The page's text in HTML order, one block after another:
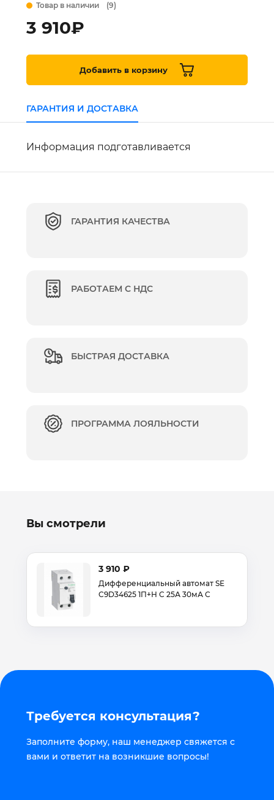
Товар в наличии (9)
3 910₽
Добавить в корзину
ГАРАНТИЯ И ДОСТАВКА
Информация подготавливается
ГАРАНТИЯ КАЧЕСТВА
РАБОТАЕМ С НДС
БЫСТРАЯ ДОСТАВКА
ПРОГРАММА ЛОЯЛЬНОСТИ
Вы смотрели
3 910 ₽
Дифференциальный автомат SE
C9D34625 1П+Н C 25А 30мА С
Требуется консультация?
Заполните форму, наш менеджер свяжется с
вами и ответит на возникшие вопросы!